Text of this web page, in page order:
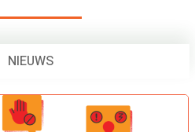
NIEUWS